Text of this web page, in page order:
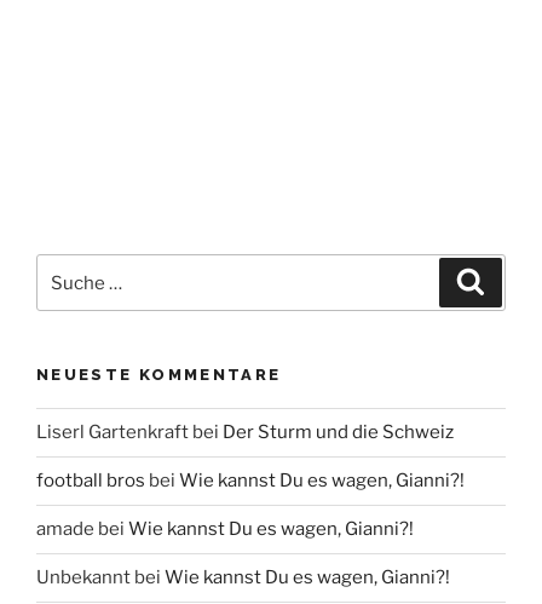
nach:
NEUESTE KOMMENTARE
Liserl Gartenkraft bei Der Sturm und die Schweiz
football bros bei Wie kannst Du es wagen, Gianni?!
amade bei Wie kannst Du es wagen, Gianni?!
Unbekannt bei Wie kannst Du es wagen, Gianni?!